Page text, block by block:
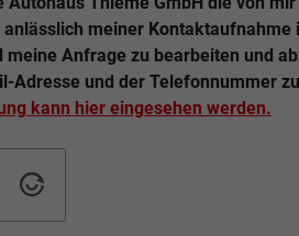
meiner
Anfrage zu bearbeiten und
Adresse und der Telefonnummer
kann hier eingesehen werden.